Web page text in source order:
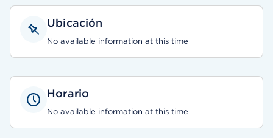
Ubicación
No available information at this time
Horario
No available information at this time